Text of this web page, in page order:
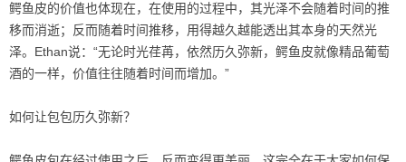
鳄鱼皮的价值也体现在，在使用的过程中，其光泽不会随着时间的推
移而消逝；反而随着时间推移，用得越久越能透出其本身的天然光
泽。Ethan说：“无论时光荏苒，依然历久弥新，鳄鱼皮就像精品葡萄
酒的一样，价值往往随着时间而增加。”
如何让包包历久弥新？